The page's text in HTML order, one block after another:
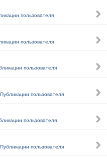
пользователя
пользователя
пользователя
Публикации пользователя
пользователя
Публикации пользователя